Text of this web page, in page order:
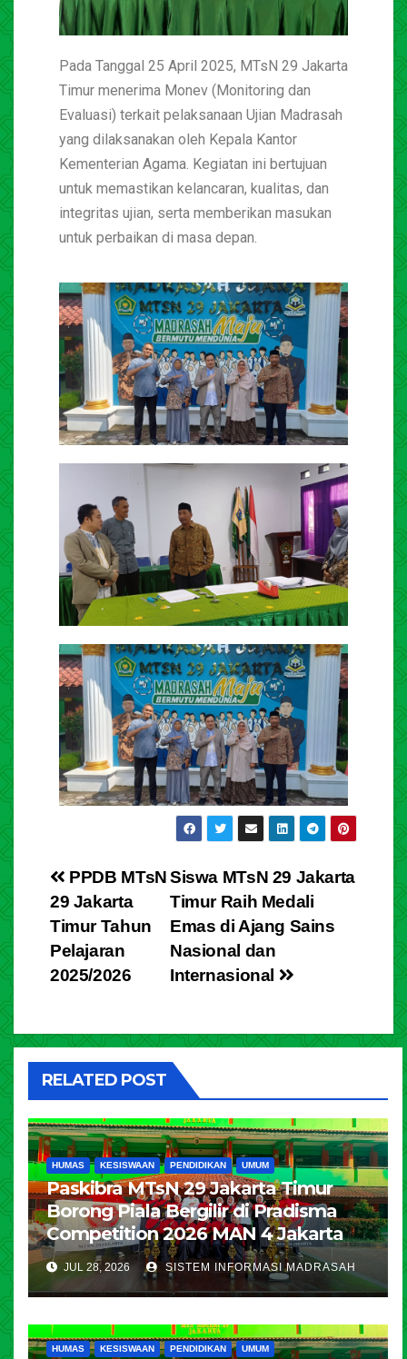
Pada Tanggal 25 April 2025, MTsN 29 Jakarta
Timur menerima Monev (Monitoring dan
Evaluasi) terkait pelaksanaan Ujian Madrasah
yang dilaksanakan oleh Kepala Kantor
Kementerian Agama. Kegiatan ini bertujuan
untuk memastikan kelancaran, kualitas, dan
integritas ujian, serta memberikan masukan
untuk perbaikan di masa depan.
Siswa MTsN 29 Jakarta
Timur Raih Medali
Emas di Ajang Sains
Nasional dan
Internasional
PPDB MTsN
29 Jakarta
Timur Tahun
Pelajaran
2025/2026
RELATED POST
HUMAS KESISWAAN PENDIDIKAN UMUM
Paskibra MTsN 29 Jakarta Timur
Borong Piala Bergilir di Pradisma
Competition 2026 MAN 4 Jakarta
JUL 28, 2026 SISTEM INFORMASI MADRASAH
HUMAS KESISWAAN PENDIDIKAN UMUM